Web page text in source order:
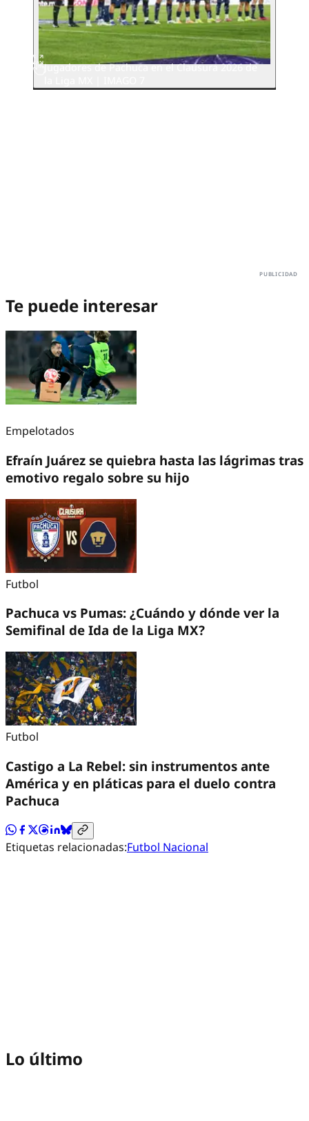
Jugadores de Pachuca en el Clausura 2026 de
Te puede interesar
Empelotados
Efraín Juárez se quiebra hasta las lágrimas tras
emotivo regalo sobre su hijo
Futbol
Pachuca vs Pumas: ¿Cuándo y dónde ver la
Semifinal de Ida de la Liga MX?
Futbol
Castigo a La Rebel: sin instrumentos ante
América y en pláticas para el duelo contra
Pachuca
Etiquetas relacionadas:Futbol Nacional
Lo último